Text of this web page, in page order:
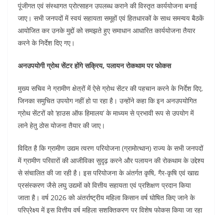
पूंजीगत एवं संस्थागत प्रोत्साहन उपलब्ध कराने की विस्तृत कार्ययोजना बनाई
जाए। सभी जनपदों में स्वयं सहायता समूहों एवं हितधारकों के साथ समन्वय बैठकें
आयोजित कर उनके मुद्दों को समझते हुए समाधान आधारित कार्ययोजना तैयार
करने के निर्देश दिए गए।
अनउपयोगी ग्रोथ सेंटर होंगे सक्रिय, पलायन रोकथाम पर फोकस
मुख्य सचिव ने ग्रामीण क्षेत्रों में ऐसे ग्रोथ सेंटर की पहचान करने के निर्देश दिए,
जिनका समुचित उपयोग नहीं हो पा रहा है। उन्होंने कहा कि इन अनउपयोगित
ग्रोथ सेंटरों को ‘हाउस ऑफ हिमालय’ के माध्यम से प्रभावी रूप से उपयोग में
लाने हेतु ठोस योजना तैयार की जाए।
विदित है कि ग्रामीण उद्यम त्वरण परियोजना (ग्रामोत्थान) राज्य के सभी जनपदों
में ग्रामीण परिवारों की आजीविका सुदृढ़ करने और पलायन की रोकथाम के उद्देश्य
से संचालित की जा रही है। इस परियोजना के अंतर्गत कृषि, गैर-कृषि एवं खाद्य
प्रसंस्करण जैसे लघु उद्यमों को वित्तीय सहायता एवं प्रशिक्षण प्रदान किया
जाता है। वर्ष 2026 को अंतर्राष्ट्रीय महिला किसान वर्ष घोषित किए जाने के
परिप्रेक्ष्य में इस वित्तीय वर्ष महिला सशक्तिकरण पर विशेष फोकस किया जा रहा